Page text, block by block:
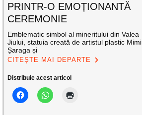
PRINTR-O EMOȚIONANTĂ
CEREMONIE
Emblematic simbol al mineritului din Valea
Jiului, statuia creată de artistul plastic Mimi
Șaraga și
CITEȘTE MAI DEPARTE
Distribuie acest articol